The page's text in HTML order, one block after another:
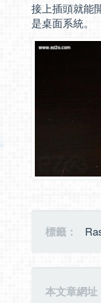
接上插頭就能
是桌面系統。
標籤：
本文章網址